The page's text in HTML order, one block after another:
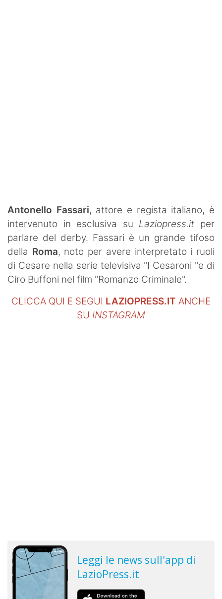
Antonello Fassari, attore e regista italiano, è
intervenuto in esclusiva su Laziopress.it per
parlare del derby. Fassari è un grande tifoso
della Roma, noto per avere interpretato i ruoli
di Cesare nella serie televisiva "I Cesaroni "e di
Ciro Buffoni nel film "Romanzo Criminale".
CLICCA QUI E SEGUI LAZIOPRESS.IT ANCHE
SU INSTAGRAM